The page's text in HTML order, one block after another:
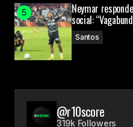
Neymar
social:
Santos
@r10score
319k Followers